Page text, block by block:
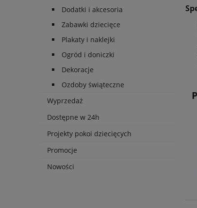
Dodatki i akcesoria
Zabawki dziecięce
Plakaty i naklejki
Ogród i doniczki
Dekoracje
Ozdoby świąteczne
Wyprzedaż
Dostępne w 24h
Projekty pokoi dziecięcych
Promocje
Nowości